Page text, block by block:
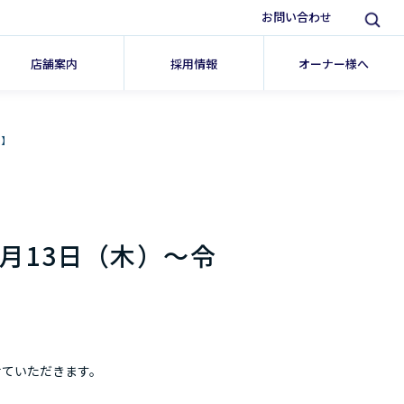
店舗案内 採用情報 オーナー様へ
お問い合わせ
13日（木）～令
いただきます。